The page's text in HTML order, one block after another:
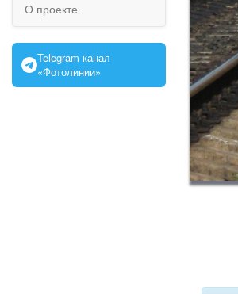
О проекте
Telegram канал
«Фотолинии»